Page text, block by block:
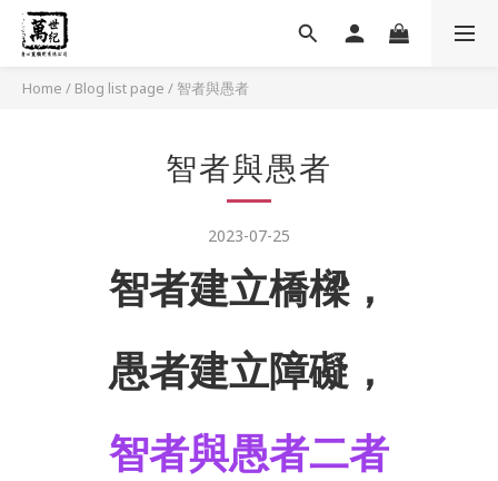
Home / Blog list page / 智者與愚者
智者與愚者
2023-07-25
智者建立橋樑，
愚者建立障礙，
智者與愚者二者